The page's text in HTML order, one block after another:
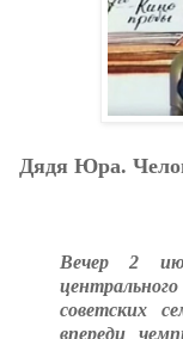
Дядя Юpa.
Вечер 2
советских
впереди